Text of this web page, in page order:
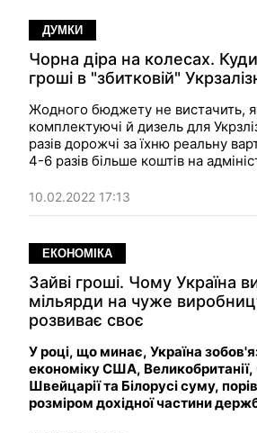
ДУМКИ
Чорна діра на колесах.
гроші в "збитковій"
Жодного бюджету не вистачить,
комплектуючі й дизель для
разів дорожчі за їхню реальну
4-6 разів більше коштів на
корпоратизації.
10.02.2022 17:13
ЕКОНОМІКА
Зайві гроші. Чому Україна
мільярди на чуже
розвиває своє
У році, що минає, Україна
економіку США, Великобританії,
Швейцарії та Білорусі суму,
розміром дохідної частини